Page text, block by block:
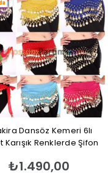
Shakira Kemeri Mor
₺249,90